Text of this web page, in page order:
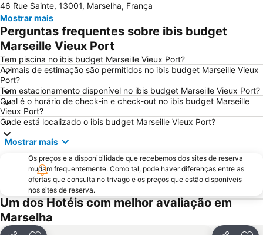
Grand port maritime
Aix en Provence Railway Station TGV
Hôtel de Ville
Le Panier
Port de Cassis
Le Cèdre
Prefeitura
Vauban
Cathédrale Sainte-Marie-Majeure
Palais des congrès
Sainte-Marguerite
Montolivet
Calanque d'en Vau
Grande Mer
Catedral de Saint Sauveu
46 Rue Sainte, 13001, Marselha, França
Mostrar mais
Perguntas frequentes sobre ibis budget
Marseille Vieux Port
Tem piscina no ibis budget Marseille Vieux Port?
Animais de estimação são permitidos no ibis budget Marseille Vieux
Port?
Tem estacionamento disponível no ibis budget Marseille Vieux Port?
Qual é o horário de check-in e check-out no ibis budget Marseille
Vieux Port?
Onde está localizado o ibis budget Marseille Vieux Port?
Mostrar mais
Os preços e a disponibilidade que recebemos dos sites de reserva
mudam frequentemente. Como tal, pode haver diferenças entre as
ofertas que consulta no trivago e os preços que estão disponíveis
nos sites de reserva.
Um dos Hotéis com melhor avaliação em
Marselha